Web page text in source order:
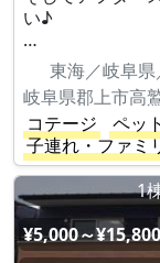
い♪
…
東海／岐阜
岐阜県郡上市高
コテージ
ペッ
子連れ・ファミ
1
¥5,000～¥15,800